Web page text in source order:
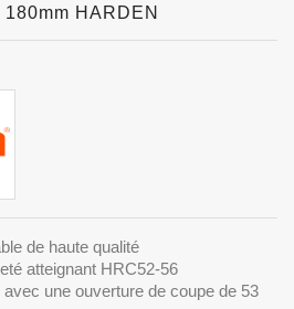
HARDEN
de haute qualité
atteignant HRC52-56
une ouverture de coupe de 53